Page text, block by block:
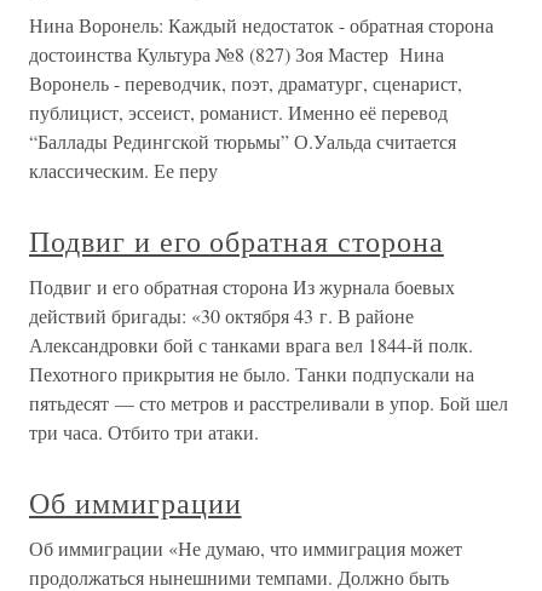
Нина Воронель: Каждый недостаток - обратная сторона
достоинства Культура №8 (827) Зоя Мастер Нина
Воронель - переводчик, поэт, драматург, сценарист,
публицист, эссеист, романист. Именно её перевод
“Баллады Редингской тюрьмы” О.Уальда считается
классическим. Ее перу
Подвиг и его обратная сторона
Подвиг и его обратная сторона Из журнала боевых
действий бригады: «30 октября 43 г. В районе
Александровки бой с танками врага вел 1844-й полк.
Пехотного прикрытия не было. Танки подпускали на
пятьдесят — сто метров и расстреливали в упор. Бой шел
три часа. Отбито три атаки.
Об иммиграции
Об иммиграции «Не думаю, что иммиграция может
продолжаться нынешними темпами. Должно быть